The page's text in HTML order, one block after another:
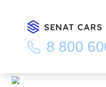
8 800
Главная Каталог/Genesis